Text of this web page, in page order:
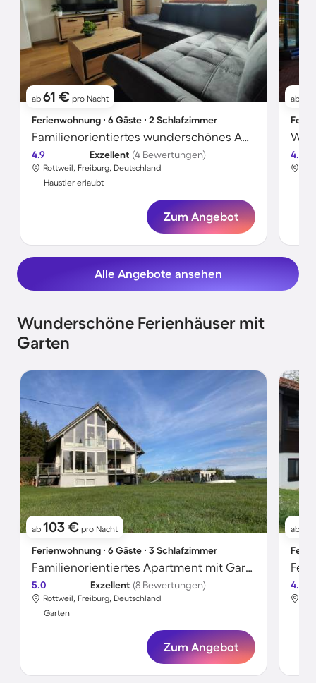
ab 61 € pro Nacht
Ferienwohnung ∙ 6 Gäste ∙ 2 Schlafzimmer
Familienorientiertes wunderschönes Apartment mit schnellem Internet | Gartenblick | Haustiere erlaubt
4.9 Exzellent (4 Bewertungen)
Rottweil, Freiburg, Deutschland
Haustier erlaubt
Zum Angebot
ab
4.6
Alle Angebote ansehen
Wunderschöne Ferienhäuser mit
Garten
ab 103 € pro Nacht
Ferienwohnung ∙ 6 Gäste ∙ 3 Schlafzimmer
Familienorientiertes Apartment mit Garten und schnellem Internet | Gartenblick
5.0 Exzellent (8 Bewertungen)
Rottweil, Freiburg, Deutschland
Garten
Zum Angebot
ab
4.6